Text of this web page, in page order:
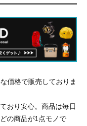
価格で販売しておりま
おり安心。商品は毎日
の商品が1点モノで